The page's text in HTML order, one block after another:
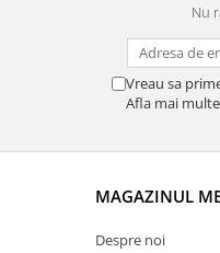
Nu
Vreau sa
Afla mai
MAGAZINUL
Despre noi